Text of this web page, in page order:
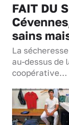
FAIT DU
sains
La
au-dessus de
coopérative…